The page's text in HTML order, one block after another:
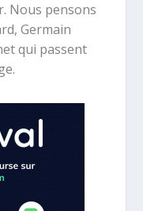
Nous pensons
Germain
qui passent